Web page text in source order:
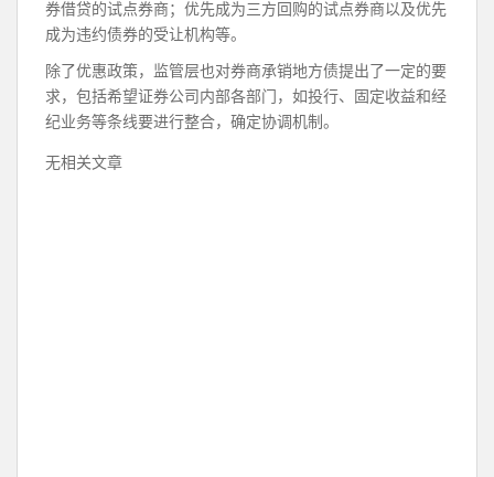
券借贷的试点券商；优先成为三方回购的试点券商以及优先
成为违约债券的受让机构等。
除了优惠政策，监管层也对券商承销地方债提出了一定的要
求，包括希望证券公司内部各部门，如投行、固定收益和经
纪业务等条线要进行整合，确定协调机制。
无相关文章